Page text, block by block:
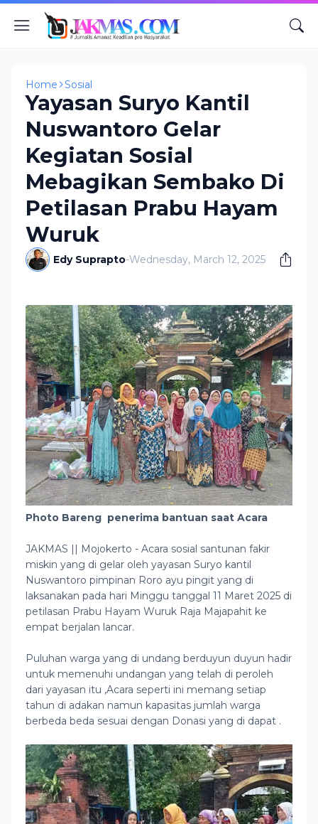
Home Sosial
Yayasan Suryo Kantil
Nuswantoro Gelar
Kegiatan Sosial
Mebagikan Sembako Di
Petilasan Prabu Hayam
Wuruk
Edy Suprapto-Wednesday, March 12, 2025
Photo Bareng penerima bantuan saat Acara
JAKMAS || Mojokerto - Acara sosial santunan fakir
miskin yang di gelar oleh yayasan Suryo kantil
Nuswantoro pimpinan Roro ayu pingit yang di
laksanakan pada hari Minggu tanggal 11 Maret 2025 di
petilasan Prabu Hayam Wuruk Raja Majapahit ke
empat berjalan lancar.
Puluhan warga yang di undang berduyun duyun hadir
untuk memenuhi undangan yang telah di peroleh
dari yayasan itu ,Acara seperti ini memang setiap
tahun di adakan namun kapasitas jumlah warga
berbeda beda sesuai dengan Donasi yang di dapat .